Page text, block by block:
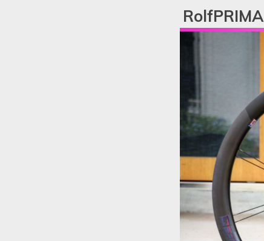
RolfPRIMA